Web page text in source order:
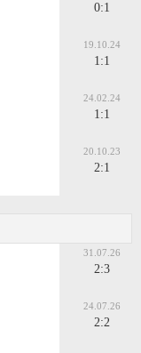
0:1
19.10.24
1:1
24.02.24
1:1
20.10.23
2:1
31.07.26
2:3
24.07.26
2:2